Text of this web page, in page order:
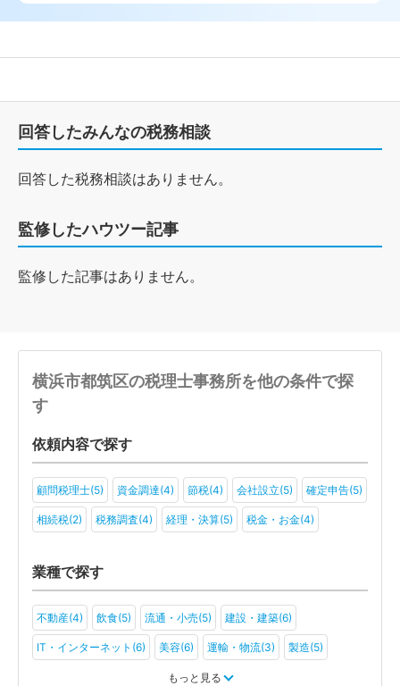
回答したみんなの税務相談
回答した税務相談はありません。
監修したハウツー記事
監修した記事はありません。
横浜市都筑区の税理士事務所を他の条件で探
す
依頼内容で探す
顧問税理士(5) 資金調達(4) 節税(4) 会社設立(5) 確定申告(5)
相続税(2) 税務調査(4) 経理・決算(5) 税金・お金(4)
業種で探す
不動産(4) 飲食(5) 流通・小売(5) 建設・建築(6)
IT・インターネット(6) 美容(6) 運輸・物流(3) 製造(5)
旅行・ホテル(3)
もっと見る